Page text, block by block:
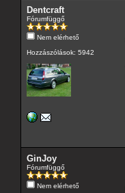
Dentcraft
Fórumfüggő
Nem elérhető
Hozzászólások: 5942
GinJoy
Fórumfüggő
Nem elérhető